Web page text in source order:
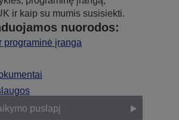
ir kaip su mumis susisiekti.
nuorodos:
programinė įranga
puslapį